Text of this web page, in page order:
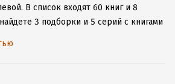
В список входят 60 книг и 8
3 подборки и 5 серий с книгами
Android, чтобы не расставаться